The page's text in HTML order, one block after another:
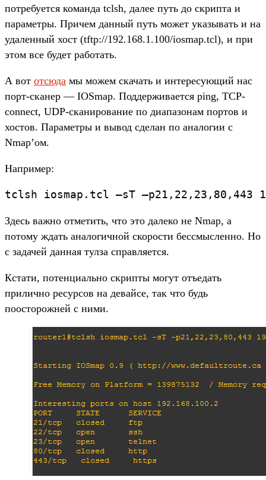
потребуется команда tclsh, далее путь до скрипта и
параметры. Причем данный путь может указывать и на
удаленный хост (tftp://192.168.1.100/iosmap.tcl), и при
этом все будет работать.
А вот отсюда мы можем скачать и интересующий нас
порт-сканер — IOSmap. Поддерживается ping, TCP-
connect, UDP-сканирование по диапазонам портов и
хостов. Параметры и вывод сделан по аналогии с
Nmap’ом.
Например:
tclsh iosmap.tcl –sT –p21,22,23,80,443
Здесь важно отметить, что это далеко не Nmap, а
потому ждать аналогичной скорости бессмысленно. Но
с задачей данная тулза справляется.
Кстати, потенциально скрипты могут отъедать
прилично ресурсов на девайсе, так что будь
поосторожней с ними.